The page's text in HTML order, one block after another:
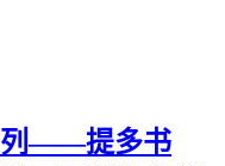
列——提多书